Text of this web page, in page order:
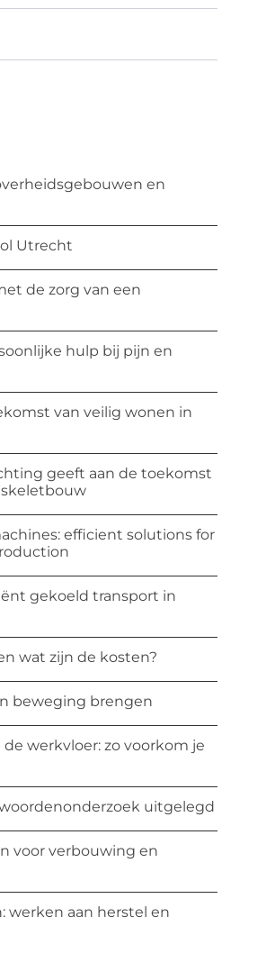
en
Utrecht
de zorg van een
hulp bij pijn en
van veilig wonen in
geeft aan de toekomst
efficient solutions for
gekoeld transport in
wat zijn de kosten?
beweging brengen
werkvloer: zo voorkom je
uitgelegd
voor verbouwing en
werken aan herstel en